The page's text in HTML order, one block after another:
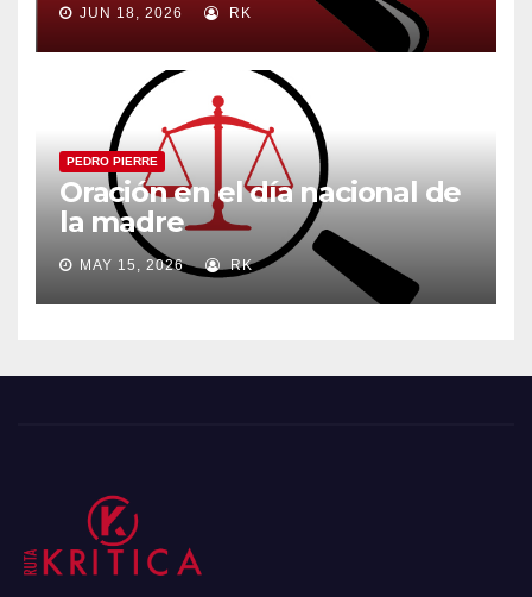
JUN 18, 2026 RK
PEDRO PIERRE
Oración en el día nacional de
la madre
MAY 15, 2026 RK